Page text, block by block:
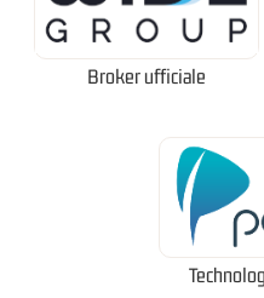
Broker ufficiale